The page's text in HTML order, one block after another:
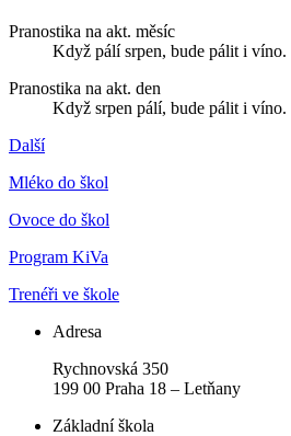
Pranostika na akt. měsíc
Když pálí srpen, bude pálit i víno.
Pranostika na akt. den
Když srpen pálí, bude pálit i víno.
Další
Mléko do škol
Ovoce do škol
Program KiVa
Trenéři ve škole
Adresa
Rychnovská 350
199 00 Praha 18 – Letňany
Základní škola